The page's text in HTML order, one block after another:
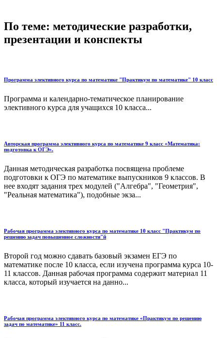
По теме: методические разработки,
презентации и конспекты
Программа элективного курса по математике "Практикум по математике" 10 класс
Программа и календарно-тематическое планирование
элективного курса для учащихся 10 класса...
Авторская программа элективного курса по математике 9 класс «Математика:
подготовка к ОГЭ».
Данная методическая разработка посвящена проблеме
подготовки к ОГЭ по математике выпускников 9 классов. В
нее входят задания трех модулей ("Алгебра", "Геометрия",
"Реальная математика"), подобные экза...
Рабочая программа элективного курса по математике 10 класс "Практикум по
решению задач повышенное сложности"й
Второй год можно сдавать базовый экзамен ЕГЭ по
математике после 10 класса, если изучена программа курса 10-
11 классов. Данная рабочая программа содержит материал 11
класса, который изучается на данно...
Рабочая программа элективного курса по математике «Практикум по решению
задач по математике» 11 класс.